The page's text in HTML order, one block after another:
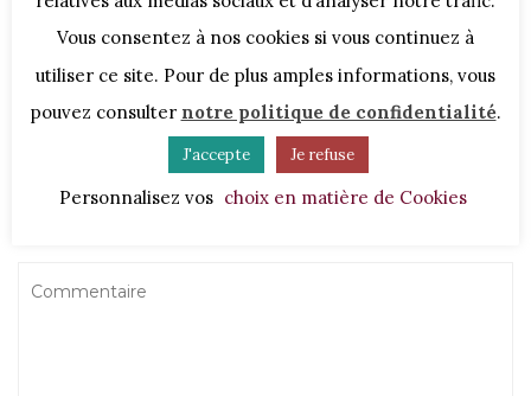
No comments yet
Vous consentez à nos cookies si vous continuez à
utiliser ce site. Pour de plus amples informations, vous
pouvez consulter notre politique de confidentialité.
J'accepte Je refuse
Personnalisez vos choix en matière de Cookies